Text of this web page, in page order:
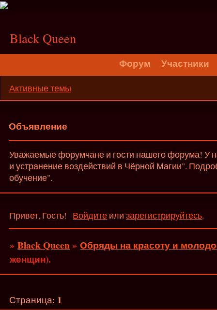
Black Queen
Форум Участники
Активные темы
Объявление
Уважаемые форумчане и гости нашего форума! У
и устранение воздействий в Чёрной Магии".
обучение".
Привет, Гость! Войдите илизарегистрируйтесь.
»Black Queen»Обряды на красоту и
женщин).
Страница: 1